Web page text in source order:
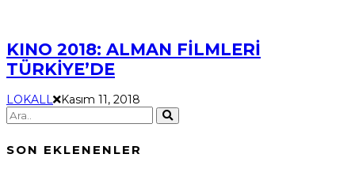
KINO 2018: ALMAN FİLMLERİ
TÜRKİYE’DE
LOKALL Kasım 11, 2018
SON EKLENENLER